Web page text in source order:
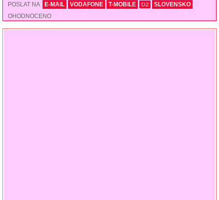
POSLAT NA E-MAIL VODAFONE T-MOBILE O2
SLOVENSKO
OHODNOCENO